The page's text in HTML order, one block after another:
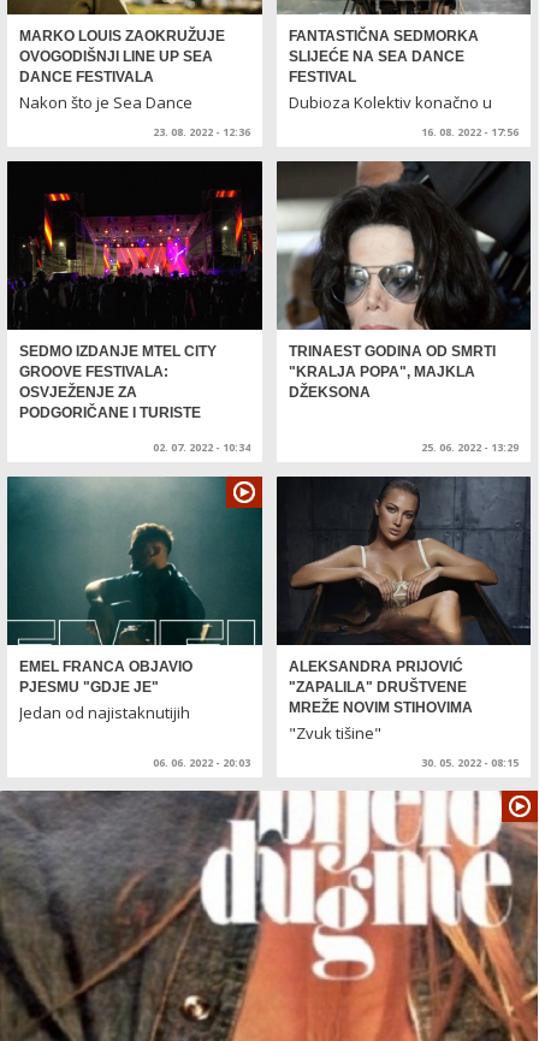
MARKO LOUIS ZAOKRUŽUJE
OVOGODIŠNJI LINE UP SEA
DANCE FESTIVALA
Nakon što je Sea Dance
festival odbio ultimatum Kalush
23. 08. 2022 - 12:36
FANTASTIČNA SEDMORKA
SLIJEĆE NA SEA DANCE
FESTIVAL
Dubioza Kolektiv konačno u
16. 08. 2022 - 17:56
SEDMO IZDANJE MTEL CITY
GROOVE FESTIVALA:
OSVJEŽENJE ZA
PODGORIČANE I TURISTE
02. 07. 2022 - 10:34
TRINAEST GODINA OD SMRTI
"KRALJA POPA", MAJKLA
DŽEKSONA
25. 06. 2022 - 13:29
EMEL FRANCA OBJAVIO
PJESMU "GDJE JE"
Jedan od najistaknutijih
takmičara u muzičkom
06. 06. 2022 - 20:03
ALEKSANDRA PRIJOVIĆ
"ZAPALILA" DRUŠTVENE
MREŽE NOVIM STIHOVIMA
"Zvuk tišine"
30. 05. 2022 - 08:15